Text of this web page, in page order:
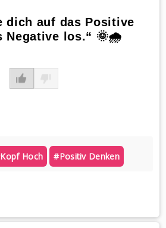
dich auf das Positive
Negative los.“ 🌞🌧️
Hoch #positiv Denken